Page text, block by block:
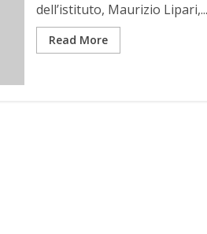
dell’istituto, Maurizio Lipari,...
Read More